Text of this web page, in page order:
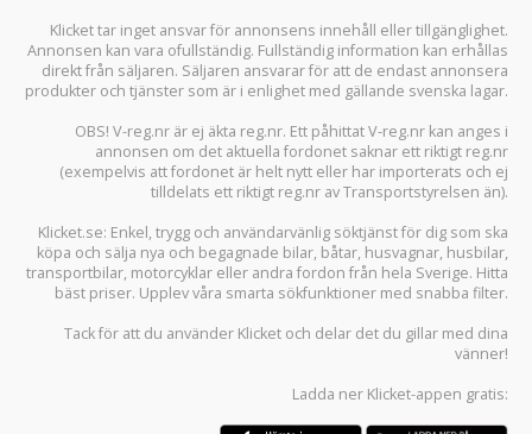
Klicket tar inget ansvar för annonsens innehåll eller tillgänglighet.
Annonsen kan vara ofullständig. Fullständig information kan erhållas
direkt från säljaren. Säljaren ansvarar för att de endast annonsera
produkter och tjänster som är i enlighet med gällande svenska lagar.
OBS! V-reg.nr är ej äkta reg.nr. Ett påhittat V-reg.nr kan anges i
annonsen om det aktuella fordonet saknar ett riktigt reg.nr
(exempelvis att fordonet är helt nytt eller har importerats och ej
tilldelats ett riktigt reg.nr av Transportstyrelsen än).
Klicket.se: Enkel, trygg och användarvänlig söktjänst för dig som ska
köpa och sälja nya och begagnade bilar, båtar, husvagnar, husbilar,
transportbilar, motorcyklar eller andra fordon från hela Sverige. Hitta
bäst priser. Upplev våra smarta sökfunktioner med snabba filter.
Tack för att du använder Klicket och delar det du gillar med dina
vänner!
Ladda ner Klicket-appen gratis: